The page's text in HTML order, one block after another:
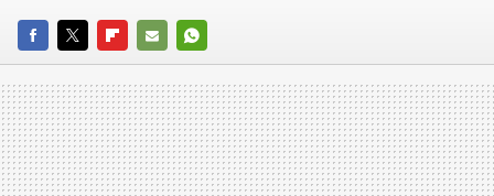
FACEBOOK
TWITTERFLIPBOARD
E-
MAIL
WHATSAPP